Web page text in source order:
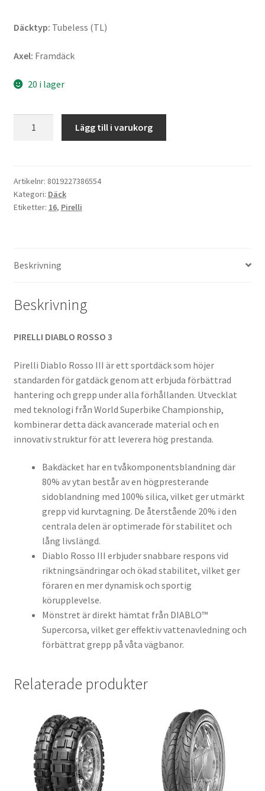
Däcktyp: Tubeless (TL)
Axel: Framdäck
20 i lager
130/70
ZR
16
mängd
Lägg till i varukorg
Artikelnr: 8019227386554
Kategori: Däck
Etiketter: 16, Pirelli
Beskrivning
Beskrivning
PIRELLI DIABLO ROSSO 3
Pirelli Diablo Rosso III är ett sportdäck som höjer
standarden för gatdäck genom att erbjuda förbättrad
hantering och grepp under alla förhållanden. Utvecklat
med teknologi från World Superbike Championship,
kombinerar detta däck avancerade material och en
innovativ struktur för att leverera hög prestanda.
Bakdäcket har en tvåkomponentsblandning där
80% av ytan består av en högpresterande
sidoblandning med 100% silica, vilket ger utmärkt
grepp vid kurvtagning. De återstående 20% i den
centrala delen är optimerade för stabilitet och
lång livslängd.
Diablo Rosso III erbjuder snabbare respons vid
riktningsändringar och ökad stabilitet, vilket ger
föraren en mer dynamisk och sportig
körupplevelse.
Mönstret är direkt hämtat från DIABLO™
Supercorsa, vilket ger effektiv vattenavledning och
förbättrat grepp på våta vägbanor.
Relaterade produkter